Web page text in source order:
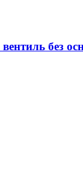
без